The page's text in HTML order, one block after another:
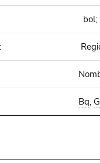
bol;
Bq,